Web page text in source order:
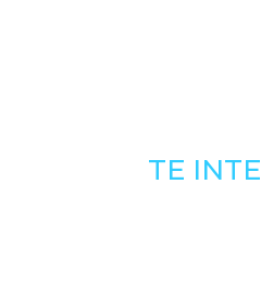
TE